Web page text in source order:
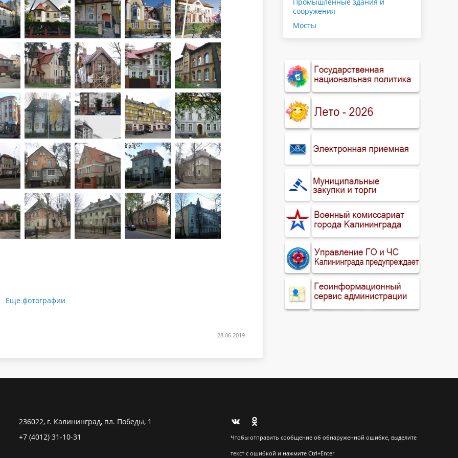
Еще фотографии
28.06.2019
сооружения
Мосты
236022, г. Калининград, пл. Победы, 1
+7 (4012) 31-10-31
Чтобы отправить сообщение об обнаруженной ошибке, выделите
текст с ошибкой и нажмите Ctrl+Enter